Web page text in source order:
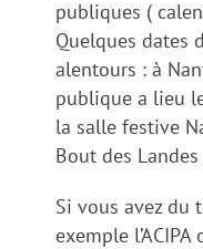
publiques (
Quelques dates
alentours : à
publique a lieu
la salle festive
Bout des
Si vous avez du
exemple